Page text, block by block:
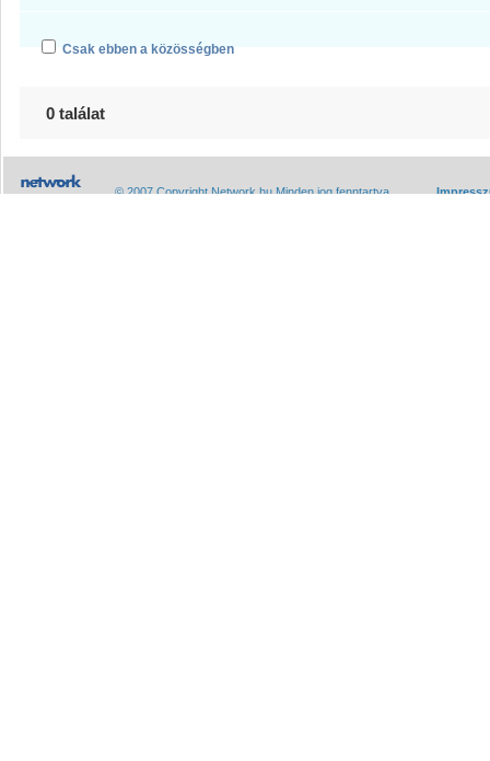
Csak ebben a közösségben
0 találat
© 2007 Copyright Network.hu Minden jog fenntartva.